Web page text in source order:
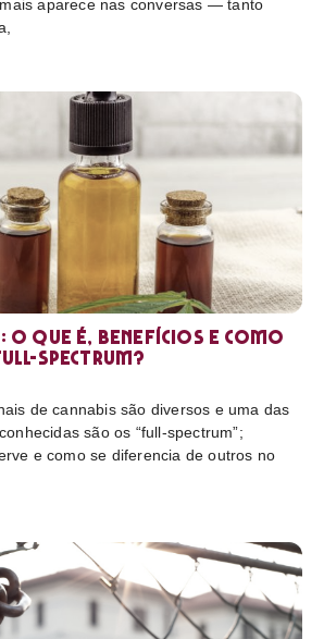
aparece nas conversas — tanto
O que é, benefícios e como
spectrum?
de cannabis são diversos e uma das
são os “full-spectrum”;
e como se diferencia de outros no